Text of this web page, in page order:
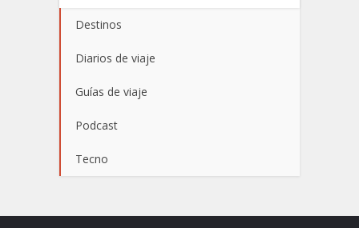
Destinos
Diarios de viaje
Guías de viaje
Podcast
Tecno